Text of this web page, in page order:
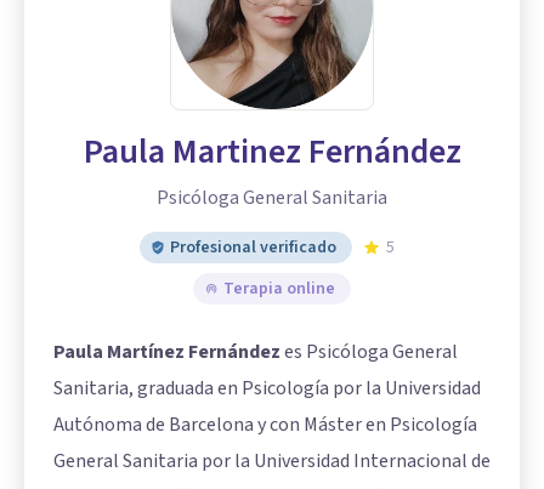
Paula Martinez Fernández
Psicóloga General Sanitaria
Profesional verificado
5
Terapia online
Paula Martínez Fernándezes Psicóloga General
Sanitaria, graduada en Psicología por la Universidad
Autónoma de Barcelona y con Máster en Psicología
General Sanitaria por la Universidad Internacional de